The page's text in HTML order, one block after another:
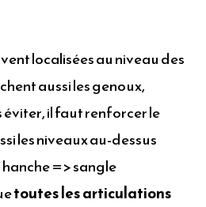
localisées au niveau des
aussi les genoux,
éviter, il faut renforcer le
les niveaux au-dessus
=> sangle
toutes les articulations